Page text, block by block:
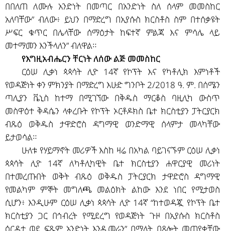
በበለጠ ለሙሉ አንድነት በመጣር በአንድነት ስለ ሰላም መመስከር
አለባቸው” ብለው፥ ይህን በማድረግ በኢየሱስ ክርስቶስ ስም በተሰቃዩት
ሥፍር ቁጥር በሌላቸው ሰማዕታት ከፍተኛ ምልጃ እና ምሳሌ ላይ
መተማመን እንችላለን” ብለዋል።
የእግዚአብሔርን ቸርነት ለሰው ልጅ መመስከር
ርዕሠ ሊቃነ ጳጳሳት ሊዮ 14ኛ የኮፕት እና የካቶሊክ እምነቶች
የወዳጅነት ቀን ምክንያት በማድረግ እሁድ ግንቦት 2/2018 ዓ. ም. በሰሜን
ጣሊያን ቬኒስ ከተማ በሚገኘው በቅዱስ ማርቆስ ባዚሊካ ውስጥ
መስዋዕተ ቅዳሴን ላቀረቡት የኮፕት ኦርቶዶክስ ቤተ ክርስቲያን ፓትርያርክ
ብጹዕ ወቅዱስ ታዋድሮስ ዳግማዊ ወንድማዊ ሰላምታ መላካቸው
ይታወሳል።
ሁለቱ የሃይማኖት መሪዎች እስከ ዛሬ በአካል ባይገናኙም ርዕሠ ሊቃነ
ጳጳሳት ሊዮ 14ኛ ለካቶሊካዊት ቤተ ክርስቲያን ሐዋርያዊ መሪነት
በተመረጡበት ወቅት ብጹዕ ወቅዱስ ፓትርያርክ ታዋድሮስ ዳግማዊ
የመልካም ምኞት መግለጫ መልዕክት ልከው እንደ ነበር የሚታወስ
ሲሆን፥ እንዲሁም ርዕሠ ሊቃነ ጳጳሳት ሊዮ 14ኛ “ከተወዳጇ የኮፕት ቤተ
ክርስቲያን ጋር በኅብረት የሚደረግ የወዳጅነት ጉዞ በኢየሱስ ክርስቶስ